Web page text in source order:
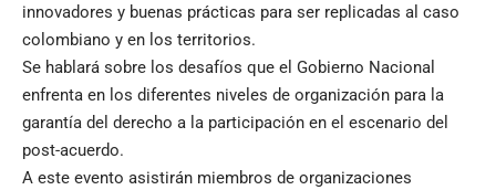
innovadores y buenas prácticas para ser replicadas al caso
colombiano y en los territorios.
Se hablará sobre los desafíos que el Gobierno Nacional
enfrenta en los diferentes niveles de organización para la
garantía del derecho a la participación en el escenario del
post-acuerdo.
A este evento asistirán miembros de organizaciones